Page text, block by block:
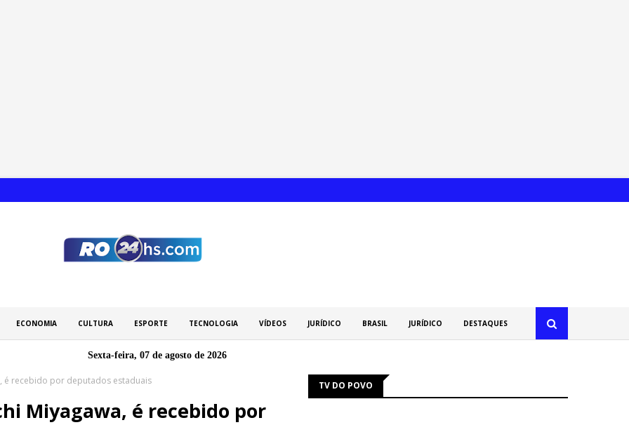
ECONOMIA CULTURA ESPORTE TECNOLOGIA VÍDEOS JURÍDICO BRASIL JURÍDICO DESTAQUES
Sexta-feira, 07 de agosto de 2026
é recebido por deputados estaduais
Miyagawa, é recebido por
TV DO POVO